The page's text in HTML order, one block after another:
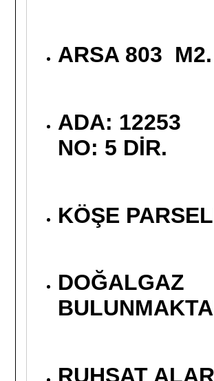
ARSA 803
ADA: 12253
NO: 5 DİR.
KÖŞE
DOĞALGAZ
RUHSAT